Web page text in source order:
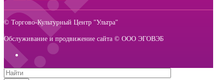
© Торгово-Культурный Центр "Ультра"
Обслуживание и продвижение сайта © ООО ЭГОВЭБ